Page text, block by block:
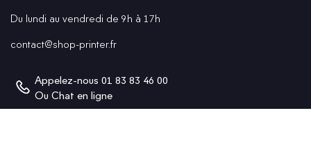
Du lundi au vendredi de 9h à 17h
contact@shop-printer.fr
Appelez-nous 01 83 83 46 00
Ou Chat en ligne